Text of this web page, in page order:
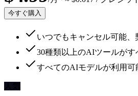
今すぐ購入
いつでもキャンセル可能、
30種類以上のAIツールがす
すべてのAIモデルが利用可
人気